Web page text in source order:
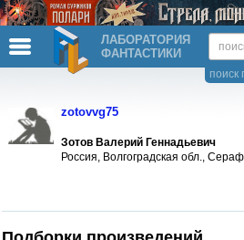
ЛАБОРАТОРИЯ
ФАНТАСТИКИ
поиск
zotovvg75
Зотов Валерий Геннадьевич
Россия, Волгоградская обл.,